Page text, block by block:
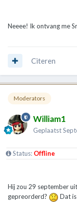
Neeee! Ik ontvang me
Citeren
Moderators
William1
Geplaatst
Status: Offline
Hij zou 29 september
gepreorderd?
Dat